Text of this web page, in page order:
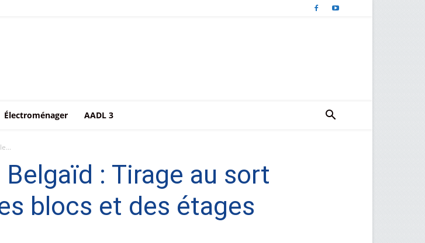
Électroménager AADL 3
: Tirage au sort
blocs et des étages